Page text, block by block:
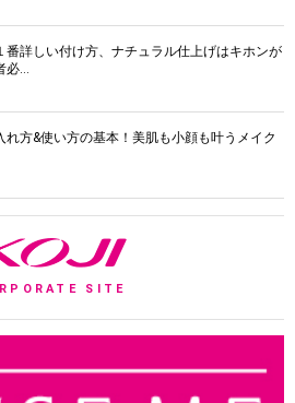
番詳しい付け方、ナチュラル仕上げはキホンが
必…
れ方&使い方の基本！美肌も小顔も叶うメイク
SITE